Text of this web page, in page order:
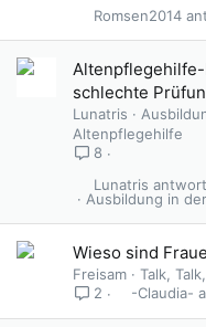
Romsen2014
schlechte
Lunatris
Altenpflegehilfe
8
Ausbildung in
Lunatris
Wieso sind
Freisam
Talk,
2
-Claudia-